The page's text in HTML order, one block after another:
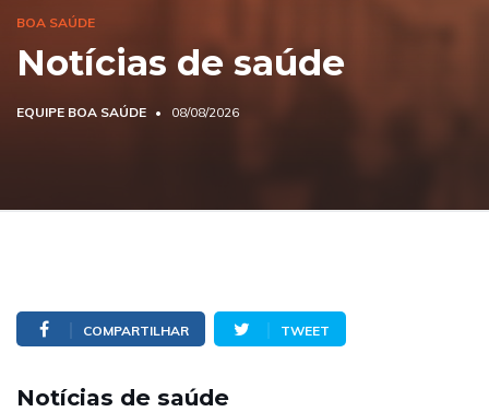
BOA SAÚDE
Notícias de saúde
EQUIPE BOA SAÚDE 08/08/2026
COMPARTILHAR TWEET
Notícias de saúde